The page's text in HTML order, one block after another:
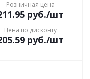
Розничная цена
руб./шт
Цена по дисконту
руб./шт